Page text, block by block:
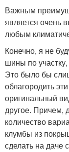
Важным
является очень
любым
Конечно, я не
шины по
Это было бы
облагородить
оригинальный
другое. Причем,
количество
клумбы из
сделать на даче